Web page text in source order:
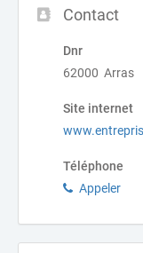
Contact
Dnr
62000 Arras
Site internet
Téléphone
Appeler